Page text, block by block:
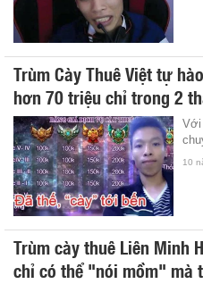
Trùm Cày Thuê Việt tự
hơn 70 triệu chỉ trong 2
Với
10
Trùm cày thuê Liên Minh
chỉ có thể "nói mồm" mà